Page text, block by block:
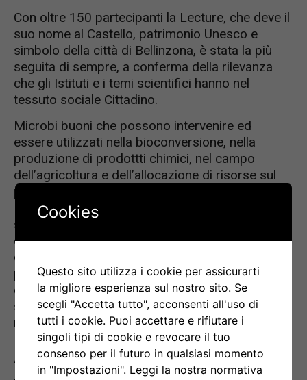
Con oltre 150 partecipanti la Lecture, che deve il
suo nome al Castello, patrimonio Unesco e
simbolo della città di Bellinzona, è stata la più
seguita di sempre, a conferma della rilevanza
che gli Istituti e i temi scientifici hanno nel
tessuto sociale Cittadino.
Microbi buoni che possono intervenire ed
essere utilizzati nella bioconversione, nella
produzione di prodottti chimici, nel campo
dell’agricoltura e dell’allocazione di risorse sul
pianeta. Queste la panoramica che ha offerto il
Prof. Rappuoli nella sua Lecture, spiegando quali
siano gli obiettivi di una ricerca scientifica
orientata in questa direzione: aumentare la
consapevolezza di come le scienze microbiche
possano contribuire ad affrontare il
cambiamento climatico e rendere il pianeta
sostenibile per offrire strumenti e supporto nel
raggiungimento degli SDGs (Sustainable
Development Goals) delle Nazioni Unite.
“Quello che spero è che i microbi possano darci
Cookies
Questo sito utilizza i cookie per assicurarti
la migliore esperienza sul nostro sito. Se
scegli "Accetta tutto", acconsenti all'uso di
tutti i cookie. Puoi accettare e rifiutare i
singoli tipi di cookie e revocare il tuo
consenso per il futuro in qualsiasi momento
in "Impostazioni". Leggi la nostra normativa